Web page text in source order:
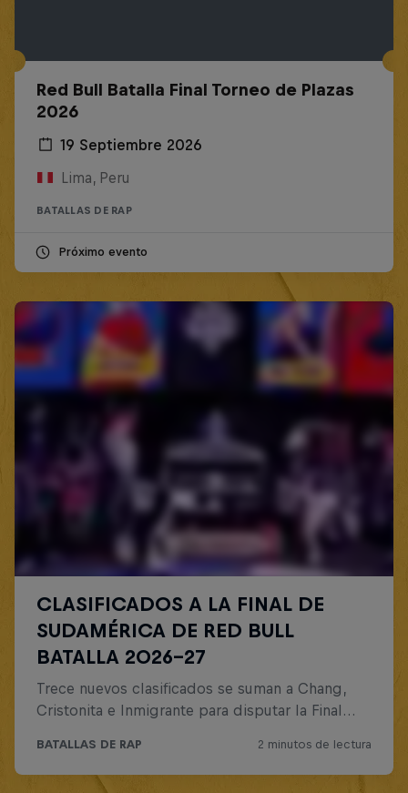
Red Bull Batalla Final Torneo de Plazas
2026
19 Septiembre 2026
Lima, Peru
BATALLAS DE RAP
Próximo evento